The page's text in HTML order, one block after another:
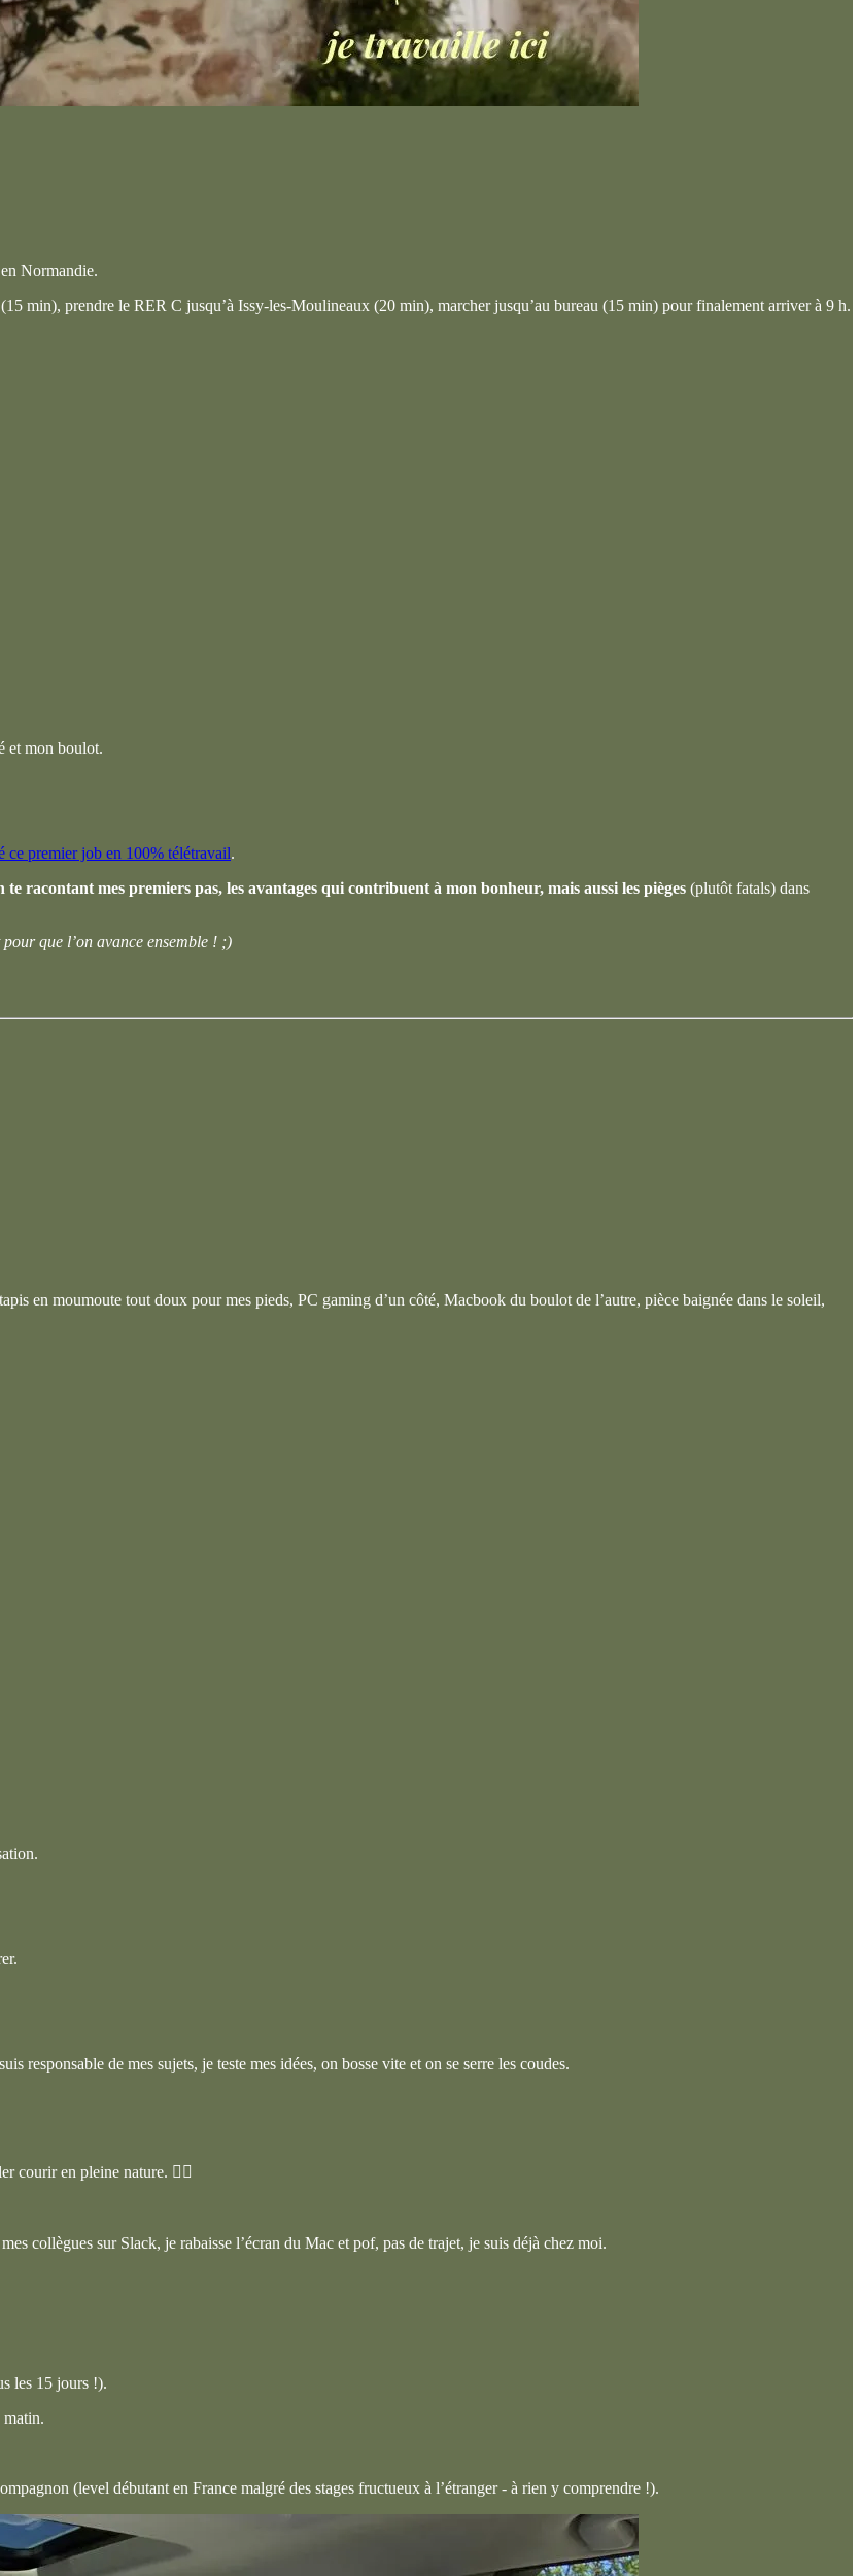
Normandie.
min), prendre le RER C jusqu’à Issy-les-Moulineaux (20 min), marcher jusqu’au bureau (15 min) pour finalement arriver à 9 h.
et mon boulot.
ce premier job en 100% télétravail.
racontant mes premiers pas, les avantages qui contribuent à mon bonheur, mais aussi les pièges (plutôt fatals) dans
que l’on avance ensemble ! ;)
en moumoute tout doux pour mes pieds, PC gaming d’un côté, Macbook du boulot de l’autre, pièce baignée dans le soleil,
responsable de mes sujets, je teste mes idées, on bosse vite et on se serre les coudes.
courir en pleine nature. 🏃‍♀️
collègues sur Slack, je rabaisse l’écran du Mac et pof, pas de trajet, je suis déjà chez moi.
les 15 jours !).
(level débutant en France malgré des stages fructueux à l’étranger - à rien y comprendre !).